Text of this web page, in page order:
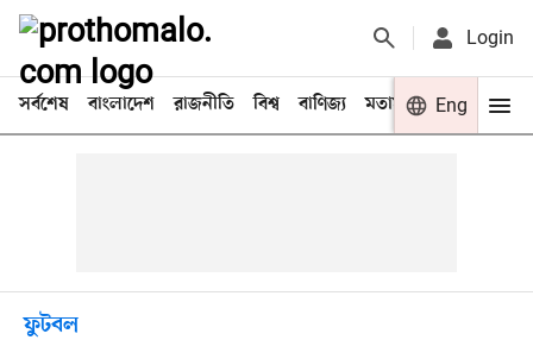
Login
সর্বশেষ বাংলাদেশ রাজনীতি বিশ্ব বাণিজ্য মতামত খেলা
Eng
ফুটবল